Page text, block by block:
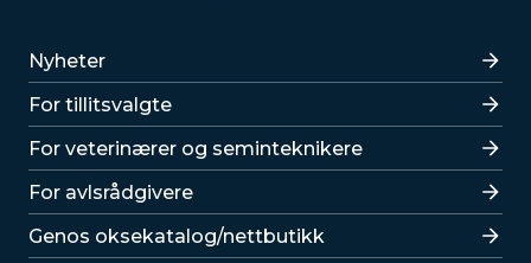
Lenker
Nyheter
For tillitsvalgte
For veterinærer og seminteknikere
For avlsrådgivere
Lenker
Genos oksekatalog/nettbutikk